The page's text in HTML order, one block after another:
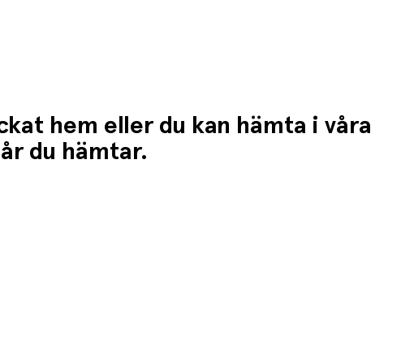
hem eller du kan hämta i våra
du hämtar.